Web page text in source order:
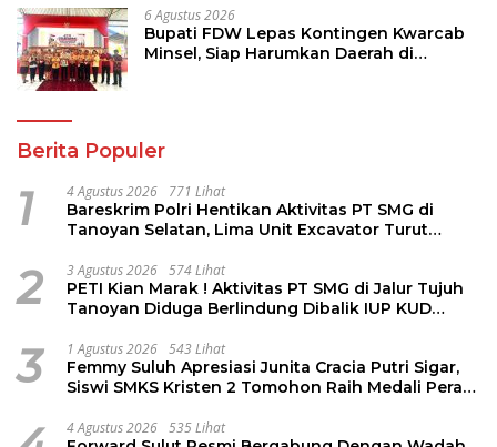
6 Agustus 2026
Bupati FDW Lepas Kontingen Kwarcab
Minsel, Siap Harumkan Daerah di
Berita Populer
1 4 Agustus 2026 771 Lihat
Bareskrim Polri Hentikan Aktivitas PT SMG di
Tanoyan Selatan, Lima Unit Excavator Turut
2 3 Agustus 2026 574 Lihat
PETI Kian Marak ! Aktivitas PT SMG di Jalur Tujuh
Tanoyan Diduga Berlindung Dibalik IUP KUD
3 1 Agustus 2026 543 Lihat
Femmy Suluh Apresiasi Junita Cracia Putri Sigar,
Siswi SMKS Kristen 2 Tomohon Raih Medali Perak
4 Agustus 2026 535 Lihat